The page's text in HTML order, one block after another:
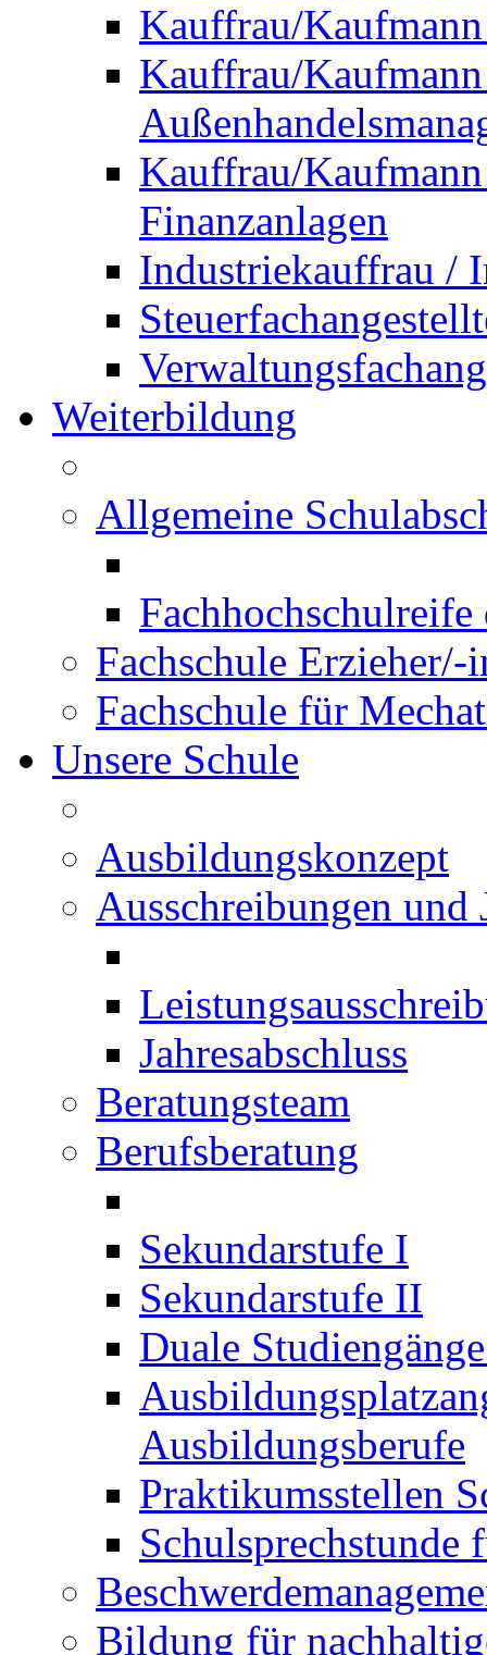
Kauffrau/
Kauffrau/
Kauffrau/
Finanzanlagen
Industriekauffrau /
Weiterbildung
Allgemeine
Fachschule Erzieher/-
Fachschule für
Unsere Schule
Ausbildungskonzept
Ausschreibungen und
Jahresabschluss
Beratungsteam
Berufsberatung
Sekundarstufe I
Sekundarstufe II
Duale
Ausbildungsberufe
Praktikumsstellen
Schulsprechstunde
Bildung für